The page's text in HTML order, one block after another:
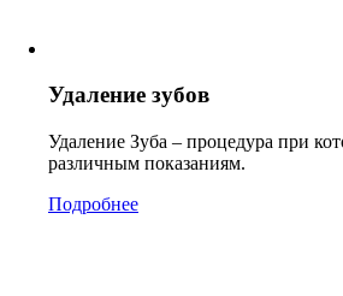
Удаление зубов
Удаление Зуба – процедура при
различным показаниям.
Подробнее